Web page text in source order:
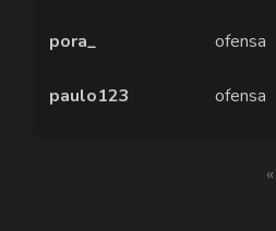
pora_ ofensa
paulo123 ofensa
«